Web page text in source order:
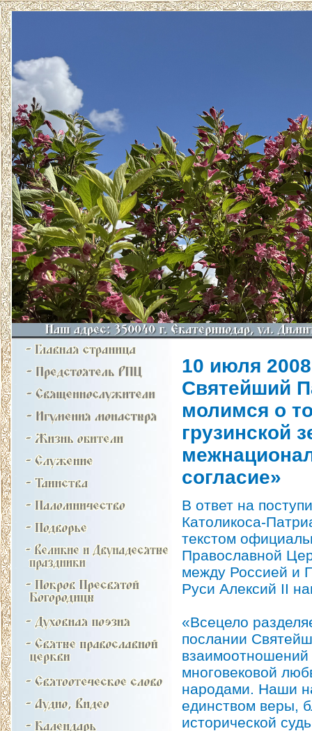
10 июля 2008
Святейший
молимся о
грузинской
согласие»
В ответ на
Католикоса-
текстом
Православной
между Россией и
Руси Алексий II
«Всецело
послании
взаимоотношений
многовековой
народами. Наши
единством веры,
исторической